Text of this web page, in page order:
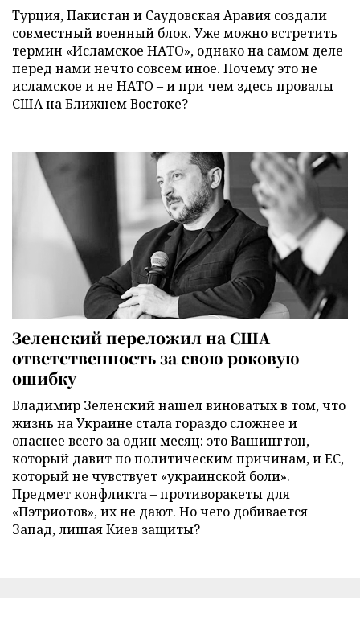
Турция, Пакистан и Саудовская Аравия создали
совместный военный блок. Уже можно встретить
термин «Исламское НАТО», однако на самом деле
перед нами нечто совсем иное. Почему это не
исламское и не НАТО – и при чем здесь провалы
США на Ближнем Востоке?
Зеленский переложил на США
ответственность за свою роковую
ошибку
Владимир Зеленский нашел виноватых в том, что
жизнь на Украине стала гораздо сложнее и
опаснее всего за один месяц: это Вашингтон,
который давит по политическим причинам, и ЕС,
который не чувствует «украинской боли».
Предмет конфликта – противоракеты для
«Пэтриотов», их не дают. Но чего добивается
Запад, лишая Киев защиты?